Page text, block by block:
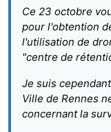
Ce 23 octobre
pour l'obtention
l'utilisation de
"centre de
Je suis
Ville de Rennes
concernant la